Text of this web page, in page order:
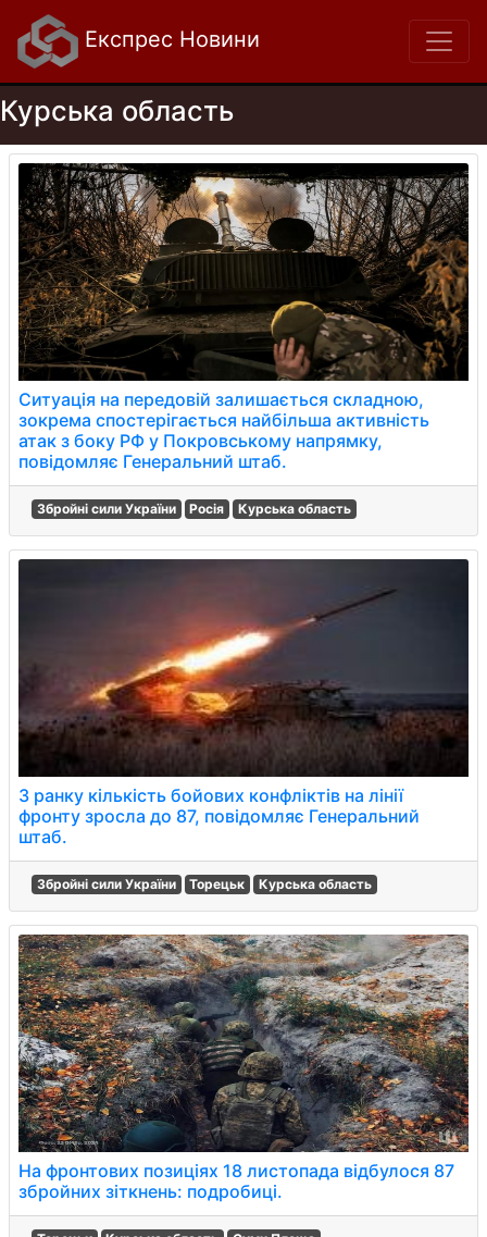
Експрес Новини
Курська область
Ситуація на передовій залишається складною,
зокрема спостерігається найбільша активність
атак з боку РФ у Покровському напрямку,
повідомляє Генеральний штаб.
Збройні сили України Росія Курська область
З ранку кількість бойових конфліктів на лінії
фронту зросла до 87, повідомляє Генеральний
штаб.
Збройні сили України Торецьк Курська область
На фронтових позиціях 18 листопада відбулося 87
збройних зіткнень: подробиці.